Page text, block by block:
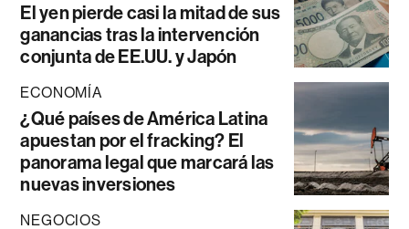
El yen pierde casi la mitad de sus
ganancias tras la intervención
conjunta de EE.UU. y Japón
ECONOMÍA
¿Qué países de América Latina
apuestan por el fracking? El
panorama legal que marcará las
nuevas inversiones
NEGOCIOS